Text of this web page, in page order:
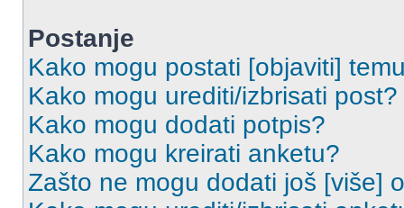
Postanje
Kako mogu postati [objaviti]
Kako mogu urediti/izbrisati post?
Kako mogu dodati potpis?
Kako mogu kreirati anketu?
Zašto ne mogu dodati još [više]